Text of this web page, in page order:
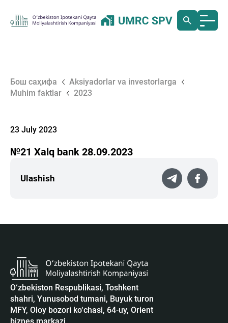
Бош саҳифа
Aksiyadorlar va investorlarga
Muhim faktlar
2023
23 July 2023
№21 Xalq bank 28.09.2023
Ulashish
O‘zbekiston Respublikasi, Toshkent
shahri, Yunusobod tumani, Buyuk turon
MFY, Oloy bozori ko‘chasi, 64-uy, Orient